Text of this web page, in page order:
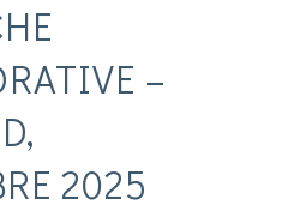
–
2025